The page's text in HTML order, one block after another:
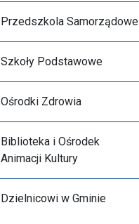
Przedszkola Samorządowe
Szkoły Podstawowe
Ośrodki Zdrowia
Biblioteka i Ośrodek
Animacji Kultury
Dzielnicowi w Gminie